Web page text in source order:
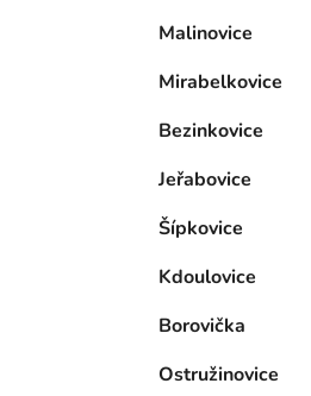
Malinovice
Mirabelkovice
Bezinkovice
Jeřabovice
Šípkovice
Kdoulovice
Borovička
Ostružinovice